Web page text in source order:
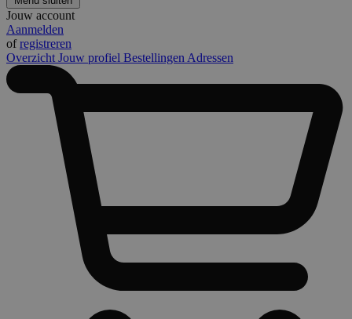
Jouw account
Aanmelden
ofregistreren
Overzicht Jouw profiel Bestellingen Adressen